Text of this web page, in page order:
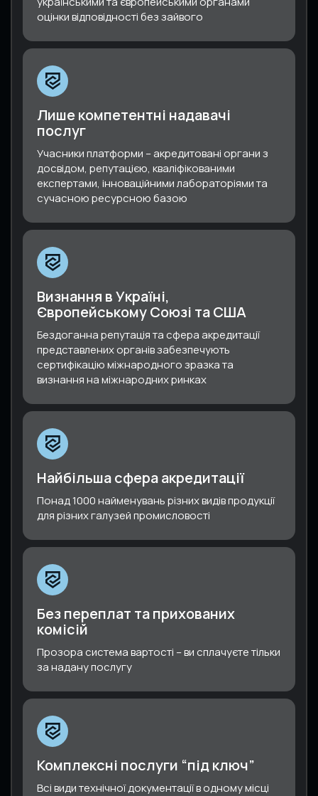
оцінки відповідності без зайвого
Лише компетентні надавачі
послуг
Учасники платформи – акредитовані органи з
досвідом, репутацією, кваліфікованими
експертами, інноваційними лабораторіями та
сучасною ресурсною базою
Визнання в Україні,
Європейському Союзі та США
Бездоганна репутація та сфера акредитації
представлених органів забезпечують
сертифікацію міжнародного зразка та
визнання на міжнародних ринках
Найбільша сфера акредитації
Понад 1000 найменувань різних видів продукції
для різних галузей промисловості
Без переплат та прихованих
комісій
Прозора система вартості – ви сплачуєте тільки
за надану послугу
Комплексні послуги “під ключ”
Всі види технічної документації в одному місці